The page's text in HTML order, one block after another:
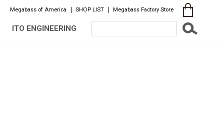
Megabass of America SHOP LIST Megabass Factory Store
ITO ENGINEERING